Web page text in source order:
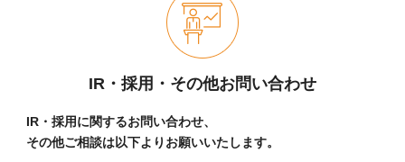
IR・採用・その他お問い合わせ
IR・採用に関するお問い合わせ、
その他ご相談は以下よりお願いいたします。